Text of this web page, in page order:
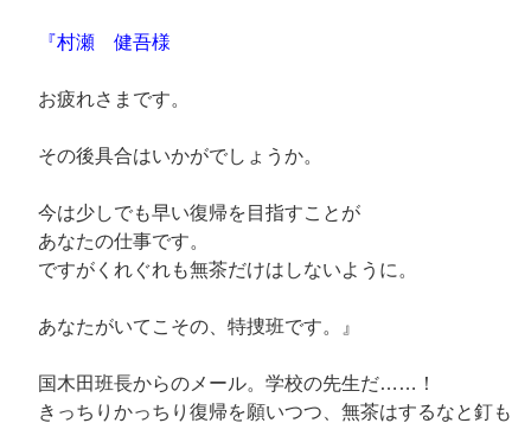
『村瀬 健吾様
お疲れさまです。
その後具合はいかがでしょうか。
今は少しでも早い復帰を目指すことが
あなたの仕事です。
ですがくれぐれも無茶だけはしないように。
あなたがいてこその、特捜班です。』
国木田班長からのメール。学校の先生だ……！
きっちりかっちり復帰を願いつつ、無茶はするなと釘も